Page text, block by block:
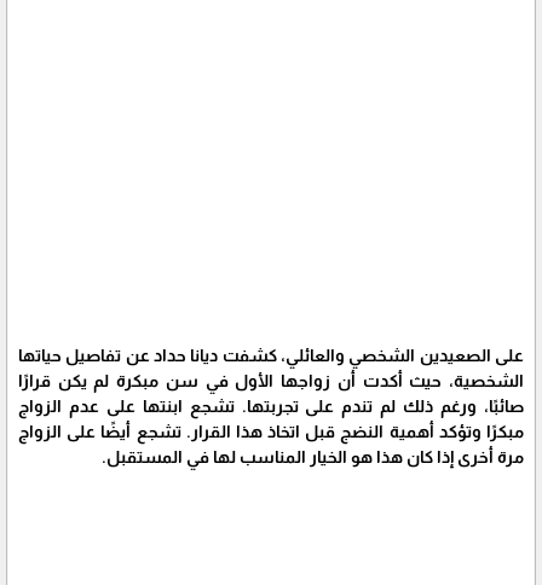
على الصعيدين الشخصي والعائلي، كشفت ديانا حداد عن تفاصيل حياتها
الشخصية، حيث أكدت أن زواجها الأول في سن مبكرة لم يكن قرارًا
صائبًا، ورغم ذلك لم تندم على تجربتها. تشجع ابنتها على عدم الزواج
مبكرًا وتؤكد أهمية النضج قبل اتخاذ هذا القرار. تشجع أيضًا على الزواج
مرة أخرى إذا كان هذا هو الخيار المناسب لها في المستقبل.